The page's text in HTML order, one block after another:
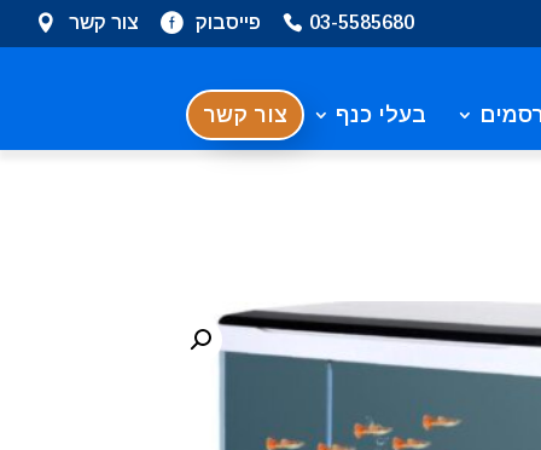
03-5585680 פייסבוק צור קשר
בעלי כנף צור קשר